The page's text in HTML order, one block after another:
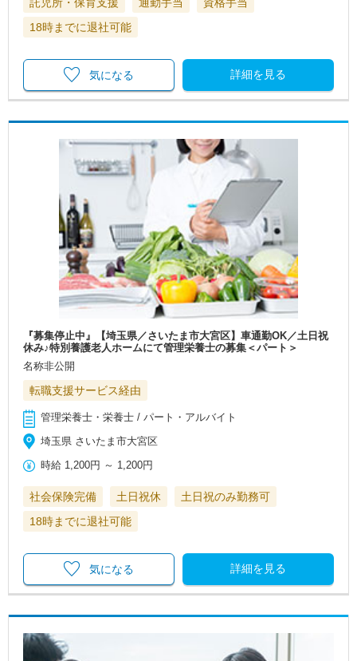
18時までに退社可能
詳細を見る
気になる
『募集停止中』【埼玉県／さいたま市大宮区】車通勤OK／土日祝
休み♪特別養護老人ホームにて管理栄養士の募集＜パート＞
名称非公開
転職支援サービス経由
管理栄養士・栄養士 / パート・アルバイト
埼玉県 さいたま市大宮区
時給 1,200円 ～ 1,200円
社会保険完備 土日祝休
土日祝のみ勤務可
18時までに退社可能
詳細を見る
気になる